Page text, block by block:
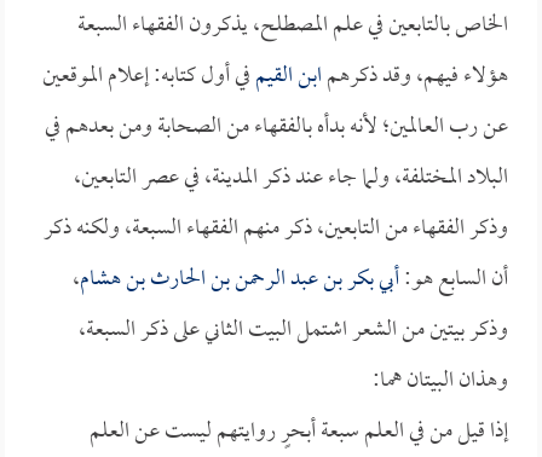
الخاص بالتابعين في علم المصطلح، يذكرون الفقهاء السبعة
هؤلاء فيهم، وقد ذكرهمابن القيمفي أول كتابه: إعلام الموقعين
عن رب العالمين؛ لأنه بدأه بالفقهاء من الصحابة ومن بعدهم في
البلاد المختلفة، ولما جاء عند ذكر المدينة، في عصر التابعين،
وذكر الفقهاء من التابعين، ذكر منهم الفقهاء السبعة، ولكنه ذكر
أن السابع هو:أبي بكر بن عبد الرحمن بن الحارث بن هشام،
وذكر بيتين من الشعر اشتمل البيت الثاني على ذكر السبعة،
وهذان البيتان هما:
إذا قيل من في العلم سبعة أبحرٍ روايتهم ليست عن العلم